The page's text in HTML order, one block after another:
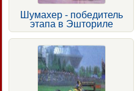
Шумахер - победитель
этапа в Эшториле